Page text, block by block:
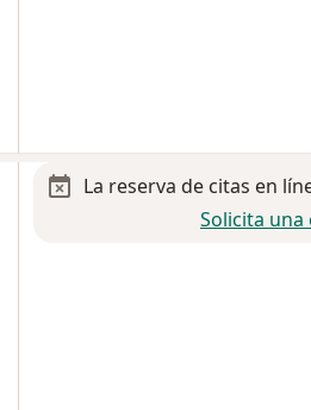
La reserva de citas en
Solicita una